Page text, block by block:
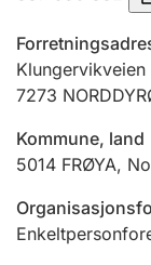
Jeger
Klungervikveien
7273
Kommune, land
5014 FRØYA,